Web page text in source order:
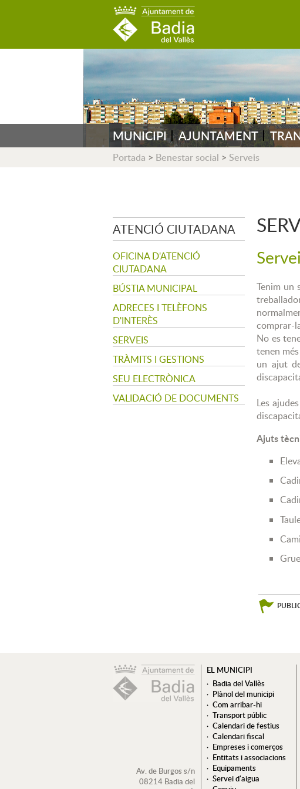
MUNICIPI AJUNTAMENT
Portada > Benestar social > Serveis
ATENCIÓ CIUTADANA
OFICINA D'ATENCIÓ
CIUTADANA
BÚSTIA MUNICIPAL
ADRECES I TELÈFONS
D'INTERÈS
SERVEIS
TRÀMITS I GESTIONS
SEU ELECTRÒNICA
VALIDACIÓ DE DOCUMENTS
Tenim un
comprar-
No es
tenen
un ajut
Les
Ajuts
Av. de Burgos s/n
08214 Badia del
EL MUNICIPI
Badia del Vallès
Plànol del municipi
Com arribar-hi
Transport públic
Calendari de festius
Calendari fiscal
Empreses i comerços
Entitats i associacions
Equipaments
Servei d'aigua